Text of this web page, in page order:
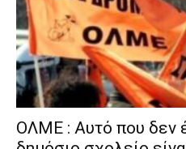
ΟΛΜΕ : Αυτό που δεν